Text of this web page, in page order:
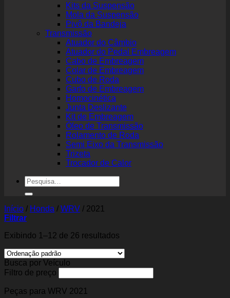
Kits da Suspensão
Mola da Suspensão
Pivô da Bandeja
Transmissão
Atuador do Câmbio
Atuador do Pedal Embreagem
Cabo de Embreagem
Colar de Embreagem
Cubo de Roda
Garfo de Embreagem
Homocinética
Junta Deslizante
Kit de Embreagem
Óleo de Transmissão
Rolamento de Roda
Semi Eixo da Transmissão
Trizeta
Trocador de Calor
Pesquisar
por:
Início / Honda / WRV / 2021
Filtrar
Exibindo 1–12 de 26 resultados
Busca por Veículo
Filtro de preço
Peças para WRV 2021